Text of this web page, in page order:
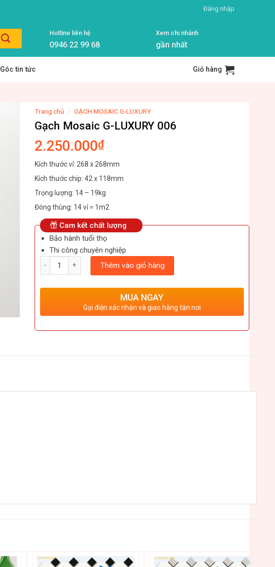
Đăng nhập
Hotline liên hệ
0946 22 99 68
Xem chi nhánh
gần nhất
Góc tin tức Giỏ hàng
Trang chủ / GẠCH MOSAIC G-LUXURY
Gạch Mosaic G-LUXURY 006
2.250.000₫
Kích thước vỉ: 268 x 268mm
Kích thước chip: 42 x 118mm
Trọng lượng: 14 – 19kg
Đóng thùng: 14 vỉ = 1m2
Cam kết chất lượng
Bảo hành tuổi thọ
Thi công chuyên nghiệp
Thêm vào giỏ hàng
MUA NGAY
Gọi điện xác nhận và giao hàng tận nơi